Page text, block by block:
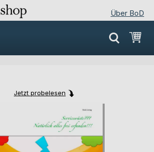
Über BoD
Jetzt probelesen
the
end
of
the
beginning
of